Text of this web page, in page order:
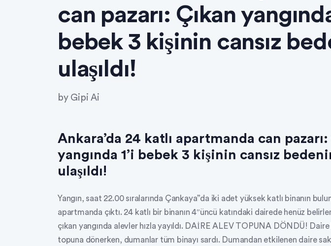
can pazarı: Çıkan
bebek 3 kişinin cansız
ulaşıldı!
by Gipi Ai
Ankara’da 24 katlı apartmanda can pazarı:
yangında 1’i bebek 3 kişinin cansız
ulaşıldı!
Yangın, saat 22.00 sıralarında Çankaya”da iki adet yüksek katlı binanın
apartmanda çıktı. 24 katlı bir binanın 4″üncü katındaki dairede henüz
çıkan yangında alevler hızla yayıldı. DAİRE ALEV TOPUNA DÖNDÜ! Daire
topuna dönerken, dumanlar tüm binayı sardı. Dumandan etkilenen daire